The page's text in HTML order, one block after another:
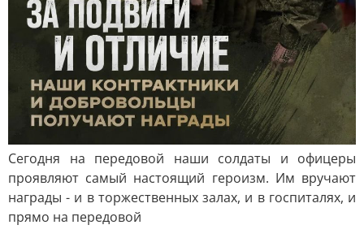
Сегодня на передовой наши солдаты и офицеры
проявляют самый настоящий героизм. Им вручают
награды - и в торжественных залах, и в госпиталях, и
прямо на передовой